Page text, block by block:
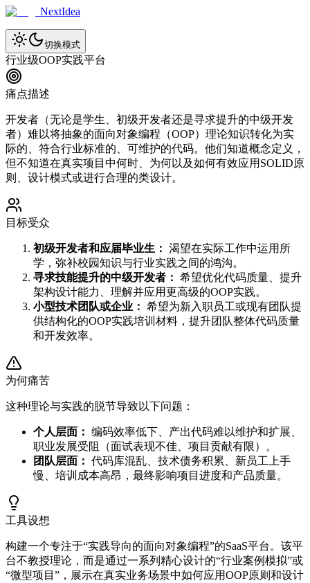
NextIdea
切换模式
行业级OOP实践平台
痛点描述
开发者（无论是学生、初级开发者还是寻求提升的中级开发
者）难以将抽象的面向对象编程（OOP）理论知识转化为实
际的、符合行业标准的、可维护的代码。他们知道概念定义，
但不知道在真实项目中何时、为何以及如何有效应用SOLID原
则、设计模式或进行合理的类设计。
目标受众
初级开发者和应届毕业生： 渴望在实际工作中运用所
学，弥补校园知识与行业实践之间的鸿沟。
寻求技能提升的中级开发者： 希望优化代码质量、提升
架构设计能力、理解并应用更高级的OOP实践。
小型技术团队或企业： 希望为新入职员工或现有团队提
供结构化的OOP实践培训材料，提升团队整体代码质量
和开发效率。
为何痛苦
这种理论与实践的脱节导致以下问题：
个人层面： 编码效率低下、产出代码难以维护和扩展、
职业发展受阻（面试表现不佳、项目贡献有限）。
团队层面： 代码库混乱、技术债务积累、新员工上手
慢、培训成本高昂，最终影响项目进度和产品质量。
工具设想
构建一个专注于“实践导向的面向对象编程”的SaaS平台。该平
台不教授理论，而是通过一系列精心设计的“行业案例模拟”或
“微型项目”，展示在真实业务场景中如何应用OOP原则和设计